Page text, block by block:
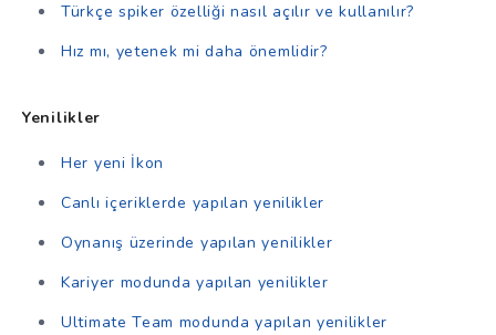
Türkçe spiker özelliği nasıl açılır ve kullanılır?
Hız mı, yetenek mi daha önemlidir?
Yenilikler
Her yeni İkon
Canlı içeriklerde yapılan yenilikler
Oynanış üzerinde yapılan yenilikler
Kariyer modunda yapılan yenilikler
Ultimate Team modunda yapılan yenilikler